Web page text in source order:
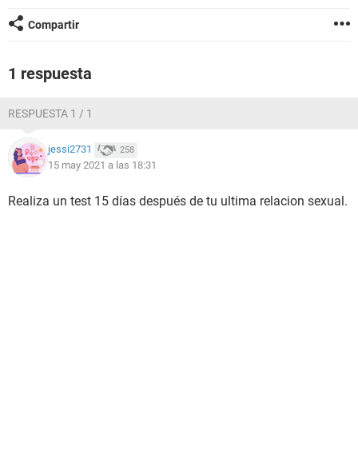
Compartir
1 respuesta
RESPUESTA 1 / 1
jessi2731 258
15 may 2021 a las 18:31
Realiza un test 15 días después de tu ultima relacion sexual.